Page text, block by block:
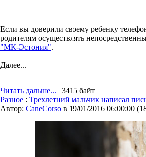
Если вы доверили своему ребенку
родителям осуществлять
"МК-Эстония".
Далее...
Читать дальше... | 3415 байт
Разное : Трехлетний мальчик написал
Автор: CaneCorso в 19/01/2016 06:00:00 (